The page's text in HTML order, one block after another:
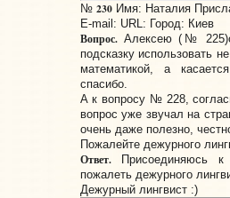
№ 230Имя: Наталия
E-mail: URL: Город: Киев
Вопрос.Алексею (№
подсказку использовать
математикой, а
спасибо.
А к вопросу № 228,
вопрос уже звучал на
очень даже полезно,
Пожалейте дежурного
Ответ.Присоединяюсь к
пожалеть дежурного
Дежурный лингвист :)